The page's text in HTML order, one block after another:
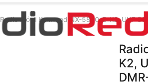
Radio móvil Kenwood NX-5800-B-K2, UHF
K2,